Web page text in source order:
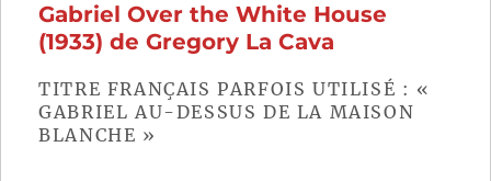
Cinquième
de
Gregory
Gabriel Over the White House
(1933) de Gregory La Cava
TITRE FRANÇAIS PARFOIS UTILISÉ : «
GABRIEL AU-DESSUS DE LA MAISON
BLANCHE »